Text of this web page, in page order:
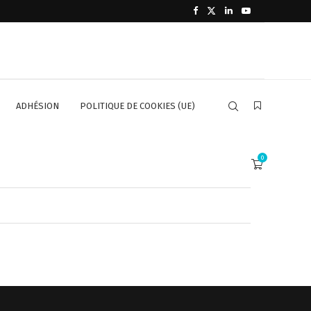
ADHÉSION POLITIQUE DE COOKIES (UE)
0